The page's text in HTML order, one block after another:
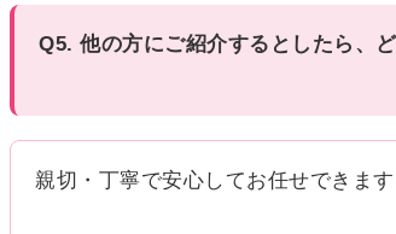
Q5. 他の方にご紹介するとしたら、
親切・丁寧で安心してお任せできます